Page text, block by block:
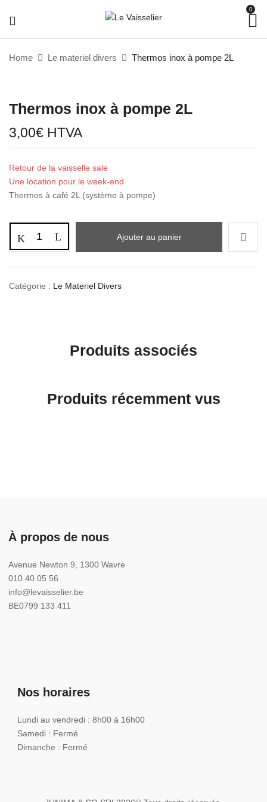
0
Home Le materiel divers Thermos inox à pompe 2L
Thermos inox à pompe 2L
3,00€ HTVA
Retour de la vaisselle sale
Une location pour le week-end
Thermos à café 2L (système à pompe)
Ajouter au panier
Catégorie : Le Materiel Divers
Produits associés
Produits récemment vus
À propos de nous
Avenue Newton 9, 1300 Wavre
010 40 05 56
info@levaisselier.be
BE0799 133 411
Nos horaires
Lundi au vendredi : 8h00 à 16h00
Samedi : Fermé
Dimanche : Fermé